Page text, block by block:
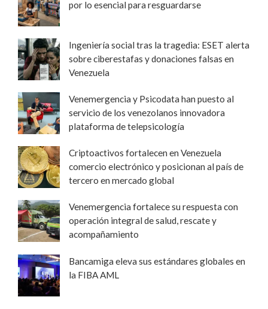
por lo esencial para resguardarse
Ingeniería social tras la tragedia: ESET alerta
sobre ciberestafas y donaciones falsas en
Venezuela
Venemergencia y Psicodata han puesto al
servicio de los venezolanos innovadora
plataforma de telepsicología
Criptoactivos fortalecen en Venezuela
comercio electrónico y posicionan al país de
tercero en mercado global
Venemergencia fortalece su respuesta con
operación integral de salud, rescate y
acompañamiento
Bancamiga eleva sus estándares globales en
la FIBA AML